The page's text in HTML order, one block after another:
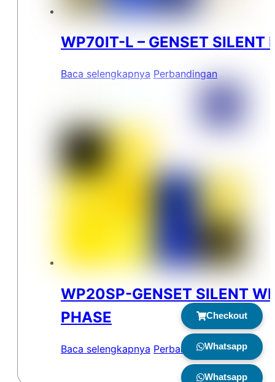
Checkout
Whatsapp
Whatsapp
WP70IT-L – GENSET
Baca selengkapnya Perbandingan
WP20SP-GENSET SILENT
PHASE
Baca selengkapnya Perbandingan